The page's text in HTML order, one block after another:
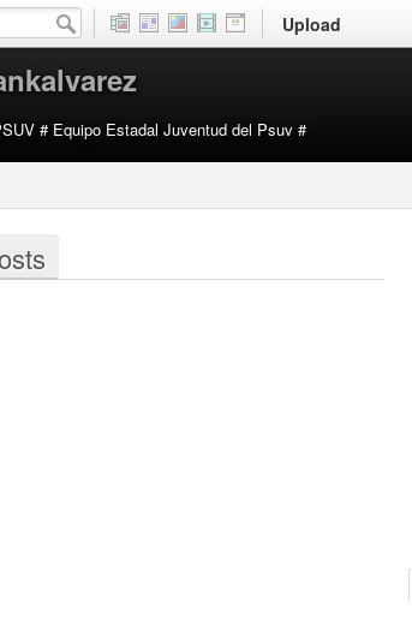
Upload
# Equipo Estadal Juventud del Psuv #